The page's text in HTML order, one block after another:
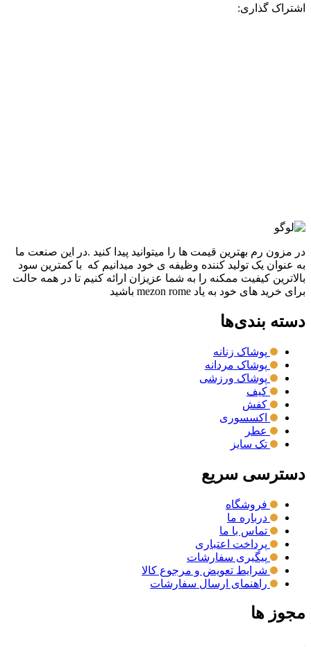
اشتراک گذاری:
در مزون رم بهترین قیمت ها را میتوانید پیدا کنید .در این صنعت ما
به عنوان یک تولید کننده وظیفه ی خود میدانیم که با کمترین سود
بالاترین کیفیت ممکنه را به شما عزیزان ارائه کنیم تا در همه حالت
برای خرید های خود به یاد mezon rome باشید
دسته بندی‌ها
پوشاک زنانه
پوشاک مردانه
پوشاک ورزشی
کیف
کفش
اکسسوری
عطر
تک سایز
دسترسی سریع
فروشگاه
درباره ما
تماس با ما
پرداخت اعتباری
پیگیری سفارشات
شرایط تعویض و مرجوع کالا
راهنمای ارسال سفارشات
مجوز ها